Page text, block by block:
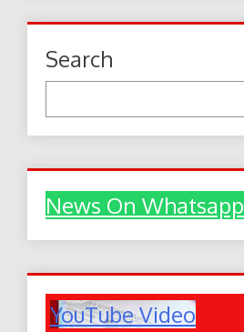
Search
News On Whatsapp
YouTube Video